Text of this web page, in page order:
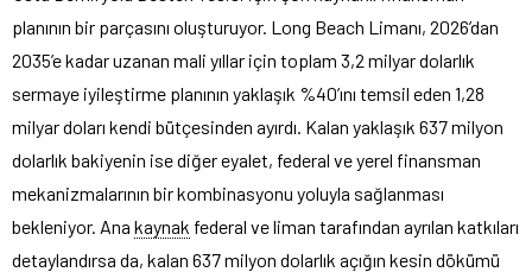
planının bir parçasını oluşturuyor. Long Beach Limanı, 2026’dan
2035’e kadar uzanan mali yıllar için toplam 3,2 milyar dolarlık
sermaye iyileştirme planının yaklaşık %40’ını temsil eden 1,28
milyar doları kendi bütçesinden ayırdı. Kalan yaklaşık 637 milyon
dolarlık bakiyenin ise diğer eyalet, federal ve yerel finansman
mekanizmalarının bir kombinasyonu yoluyla sağlanması
bekleniyor. Ana kaynak federal ve liman tarafından ayrılan katkıları
detaylandırsa da, kalan 637 milyon dolarlık açığın kesin dökümü